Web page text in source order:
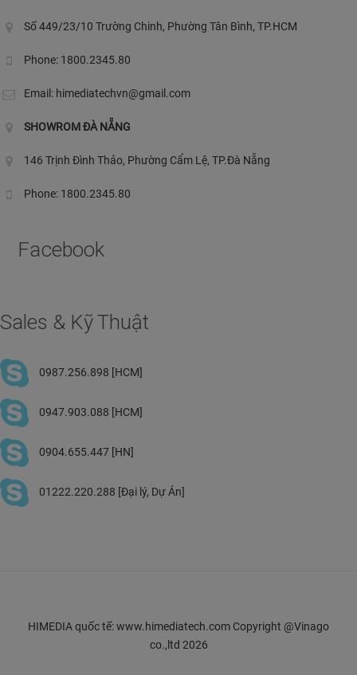
Số 449/23/10 Trường Chinh, Phường Tân Bình, TP.HCM
Phone: 1800.2345.80
Email: himediatechvn@gmail.com
SHOWROM ĐÀ NẴNG
146 Trịnh Đình Thảo, Phường Cẩm Lệ, TP.Đà Nẵng
Phone: 1800.2345.80
Facebook
Sales & Kỹ Thuật
0987.256.898 [HCM]
0947.903.088 [HCM]
0904.655.447 [HN]
01222.220.288 [Đại lý, Dự Án]
HIMEDIA quốc tế: www.himediatech.com Copyright @Vinago
co.,ltd 2026